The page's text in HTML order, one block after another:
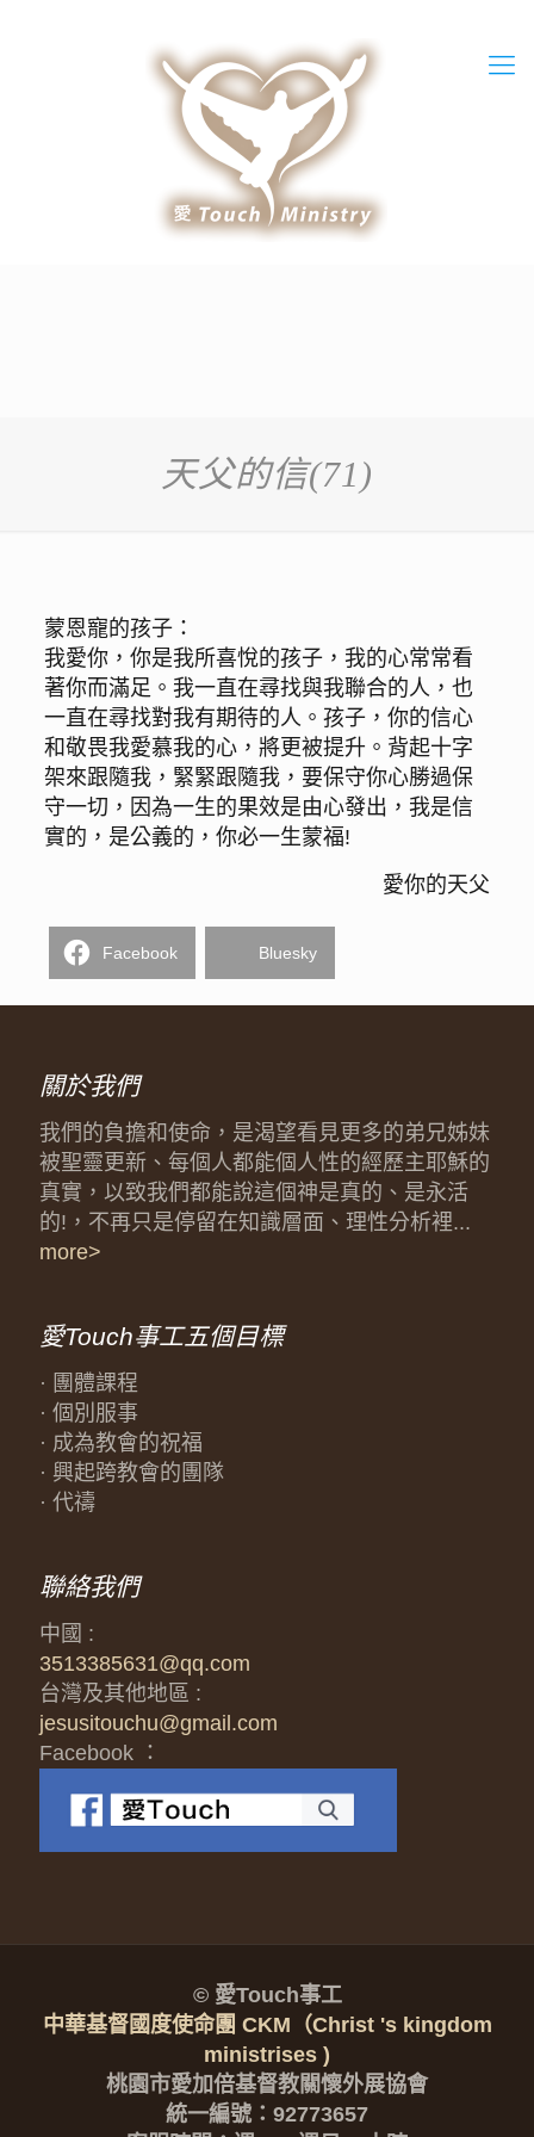
天父的信(71)
蒙恩寵的孩子：
我愛你，你是我所喜悅的孩子，我的心常常看
著你而滿足。我一直在尋找與我聯合的人，也
一直在尋找對我有期待的人。孩子，你的信心
和敬畏我愛慕我的心，將更被提升。背起十字
架來跟隨我，緊緊跟隨我，要保守你心勝過保
守一切，因為一生的果效是由心發出，我是信
實的，是公義的，你必一生蒙福!
愛你的天父
Facebook Bluesky
關於我們
我們的負擔和使命，是渴望看見更多的弟兄姊妹
被聖靈更新、每個人都能個人性的經歷主耶穌的
真實，以致我們都能說這個神是真的、是永活
的!，不再只是停留在知識層面、理性分析裡...
more>
愛Touch事工五個目標
· 團體課程
· 個別服事
· 成為教會的祝福
· 興起跨教會的團隊
· 代禱
聯絡我們
中國 :
3513385631@qq.com
台灣及其他地區 :
jesusitouchu@gmail.com
Facebook ：
© 愛Touch事工
中華基督國度使命團 CKM（Christ 's kingdom
ministrises )
桃園市愛加倍基督教關懷外展協會
統一編號：92773657